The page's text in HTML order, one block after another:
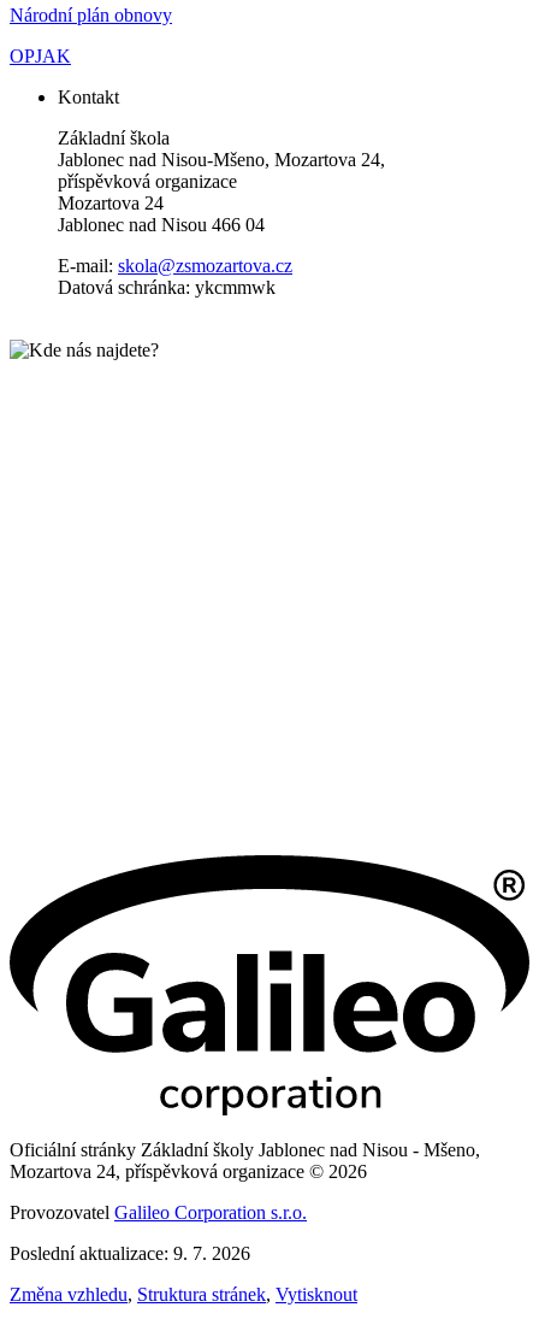
Národní plán obnovy
OPJAK
Kontakt
Základní škola
Jablonec nad Nisou-Mšeno, Mozartova 24,
příspěvková organizace
Mozartova 24
Jablonec nad Nisou 466 04
E-mail: skola@zsmozartova.cz
Datová schránka: ykcmmwk
Oficiální stránky Základní školy Jablonec nad Nisou - Mšeno,
Mozartova 24, příspěvková organizace © 2026
Provozovatel Galileo Corporation s.r.o.
Poslední aktualizace: 9. 7. 2026
Změna vzhledu, Struktura stránek, Vytisknout